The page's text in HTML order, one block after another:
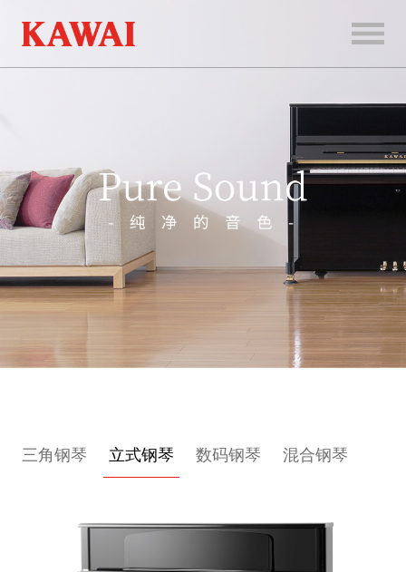
首
页
产
品
新
闻
和
活
三角钢琴 立式钢琴 数码钢琴 混合钢琴